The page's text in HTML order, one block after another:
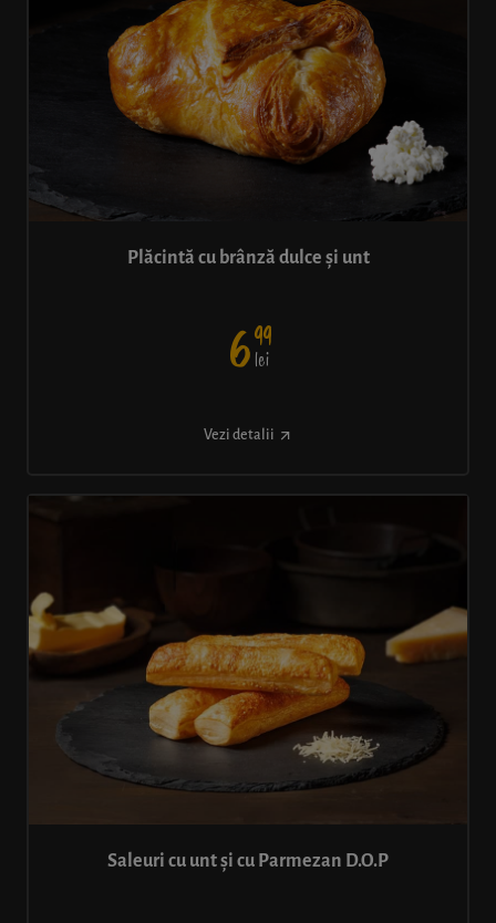
Plăcintă cu brânză dulce și unt
699
lei
Vezi detalii
Saleuri cu unt și cu Parmezan D.O.P